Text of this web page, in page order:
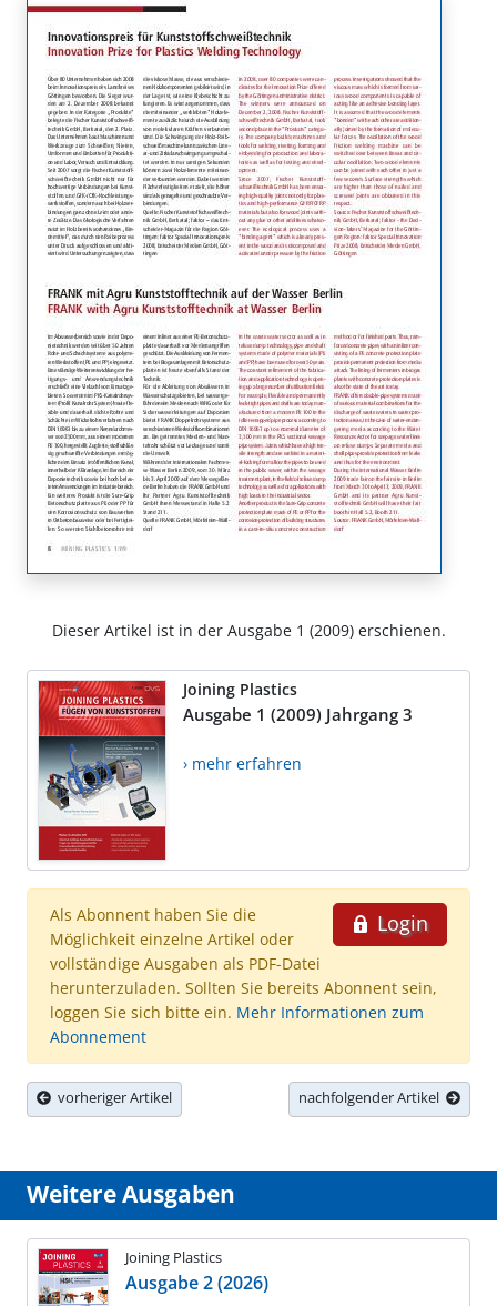
Dieser Artikel ist in der Ausgabe 1 (2009) erschienen.
Joining Plastics
Ausgabe 1 (2009) Jahrgang 3
› mehr erfahren
Login
Als Abonnent haben Sie die
Möglichkeit einzelne Artikel oder
vollständige Ausgaben als PDF-Datei
herunterzuladen. Sollten Sie bereits Abonnent sein,
loggen Sie sich bitte ein. Mehr Informationen zum
Abonnement
vorheriger Artikel nachfolgender Artikel
Weitere Ausgaben
Joining Plastics
Ausgabe 2 (2026)